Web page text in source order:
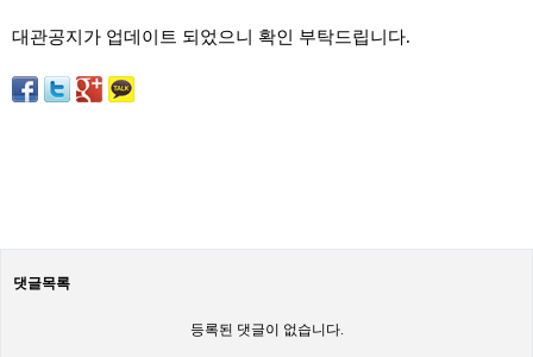
대관공지가 업데이트 되었으니 확인 부탁드립니다.
댓글목록
등록된 댓글이 없습니다.